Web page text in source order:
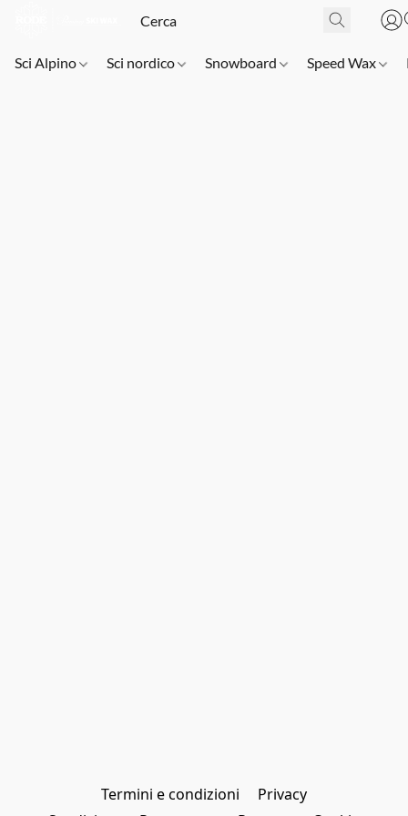
Sci Alpino Sci nordico Snowboard Speed Wax
Termini e condizioni
Privacy